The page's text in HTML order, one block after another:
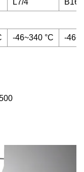
L7/4 B16/
-46~340 °C -